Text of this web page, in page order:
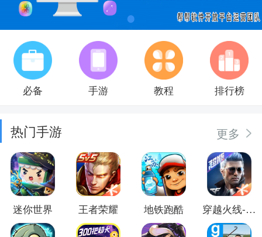
必备 手游 教程 排行榜
热门手游 更多
迷你世界 王者荣耀 地铁跑酷 穿越火线-枪战王者